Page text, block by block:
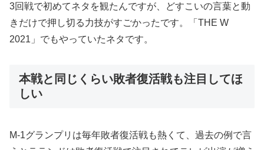
3回戦で初めてネタを観たんですが、どすこいの言葉と動
きだけで押し切る力技がすごかったです。「THE W
2021」でもやっていたネタです。
本戦と同じくらい敗者復活戦も注目してほ
しい
M-1グランプリは毎年敗者復活戦も熱くて、過去の例で言